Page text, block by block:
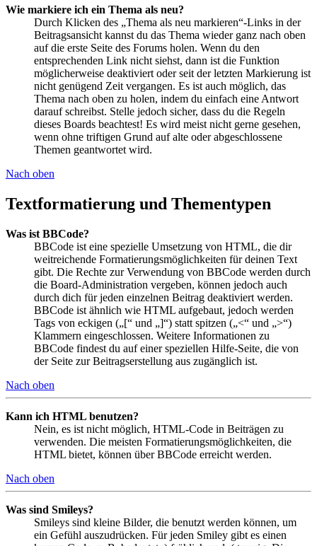
Wie markiere ich ein Thema als neu?
Durch Klicken des „Thema als neu markieren“-Links in der
Beitragsansicht kannst du das Thema wieder ganz nach oben
auf die erste Seite des Forums holen. Wenn du den
entsprechenden Link nicht siehst, dann ist die Funktion
möglicherweise deaktiviert oder seit der letzten Markierung ist
nicht genügend Zeit vergangen. Es ist auch möglich, das
Thema nach oben zu holen, indem du einfach eine Antwort
darauf schreibst. Stelle jedoch sicher, dass du die Regeln
dieses Boards beachtest! Es wird meist nicht gerne gesehen,
wenn ohne triftigen Grund auf alte oder abgeschlossene
Themen geantwortet wird.
Nach oben
Textformatierung und Thementypen
Was ist BBCode?
BBCode ist eine spezielle Umsetzung von HTML, die dir
weitreichende Formatierungsmöglichkeiten für deinen Text
gibt. Die Rechte zur Verwendung von BBCode werden durch
die Board-Administration vergeben, können jedoch auch
durch dich für jeden einzelnen Beitrag deaktiviert werden.
BBCode ist ähnlich wie HTML aufgebaut, jedoch werden
Tags von eckigen („[“ und „]“) statt spitzen („<“ und „>“)
Klammern eingeschlossen. Weitere Informationen zu
BBCode findest du auf einer speziellen Hilfe-Seite, die von
der Seite zur Beitragserstellung aus zugänglich ist.
Nach oben
Kann ich HTML benutzen?
Nein, es ist nicht möglich, HTML-Code in Beiträgen zu
verwenden. Die meisten Formatierungsmöglichkeiten, die
HTML bietet, können über BBCode erreicht werden.
Nach oben
Was sind Smileys?
Smileys sind kleine Bilder, die benutzt werden können, um
ein Gefühl auszudrücken. Für jeden Smiley gibt es einen